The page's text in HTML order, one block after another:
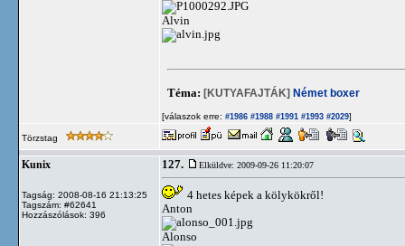
Alvin
Téma: [KUTYAFAJTÁK] Német boxer
[válaszok erre: #1986 #1988 #1991 #1993 #2029]
Törzstag
Kunix
Tagság: 2008-08-16 21:13:25
Tagszám: #62641
Hozzászólások: 396
127. Elküldve: 2009-09-26 11:20:07
4 hetes képek a kölykökről!
Anton
Alonso